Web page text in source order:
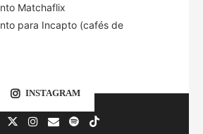
Matchaflix
para Incapto (cafés de
INSTAGRAM